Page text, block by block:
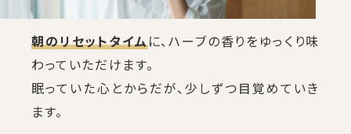
朝のリセットタイムに、ハーブの香りをゆっくり味
わっていただけます。
眠っていた心とからだが、少しずつ目覚めていき
ます。